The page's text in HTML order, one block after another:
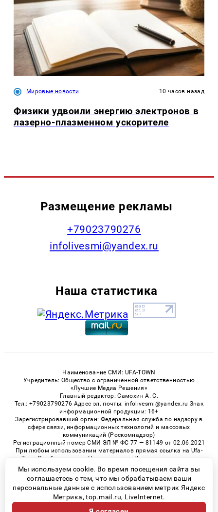
Мировые новости 10 часов назад
Физики удвоили энергию электронов в
лазерно-плазменном ускорителе
Размещение рекламы
+79023790276
infolivesmi@yandex.ru
Наша статистика
Наименование СМИ: UFA-TOWN
Учредитель: Общество с ограниченной ответственностью
«Лучшие Медиа Решения»
Главный редактор: Самохин А. С.
Тел.: +79023790276 Адрес эл. почты: infolivesmi@yandex.ru Знак
информационной продукции: 16+
Зарегистрировавший орган: Федеральная служба по надзору в
сфере связи, информационных технологий и массовых
коммуникаций (Роскомнадзор)
Регистрационный номер СМИ ЭЛ № ФС 77 — 81149 от 02.06.2021
При любом использовании материалов прямая ссылка на Ufa-
Town.Ru обязательна. Цитирование в Интернете возможно
только при наличии письменного разрешения.
© 2026 «Ufa-Town» | Все права защищены
Мы используем cookie. Во время посещения сайта вы
соглашаетесь с тем, что мы обрабатываем ваши
персональные данные с использованием метрик Яндекс
Метрика, top.mail.ru, LiveInternet.